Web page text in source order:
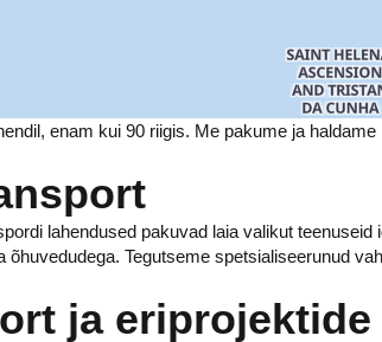
enam kui 90 riigis. Me pakume ja
lahendused pakuvad laia valikut
Tegutseme spetsialiseerunud
ja